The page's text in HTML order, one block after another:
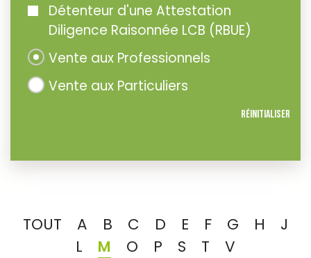
Détenteur d'une Attestation
Diligence Raisonnée LCB (RBUE)
Vente aux Professionnels
Vente aux Particuliers
Réinitialiser
TOUT A B C D E F G H
J
L
M O P S T V